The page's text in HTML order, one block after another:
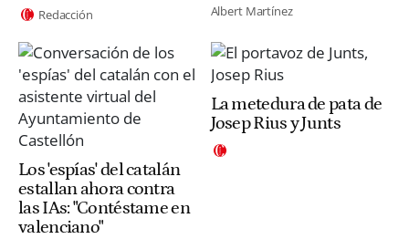
Redacción Albert Martínez
Los 'espías' del catalán
estallan ahora contra
las IAs: "Contéstame en
valenciano"
La metedura de pata de
Josep Rius y Junts